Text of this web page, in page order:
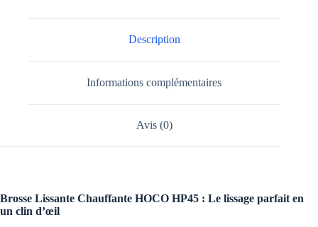
Description
Informations complémentaires
Avis (0)
Brosse Lissante Chauffante HOCO HP45 : Le lissage parfait en
un clin d’œil